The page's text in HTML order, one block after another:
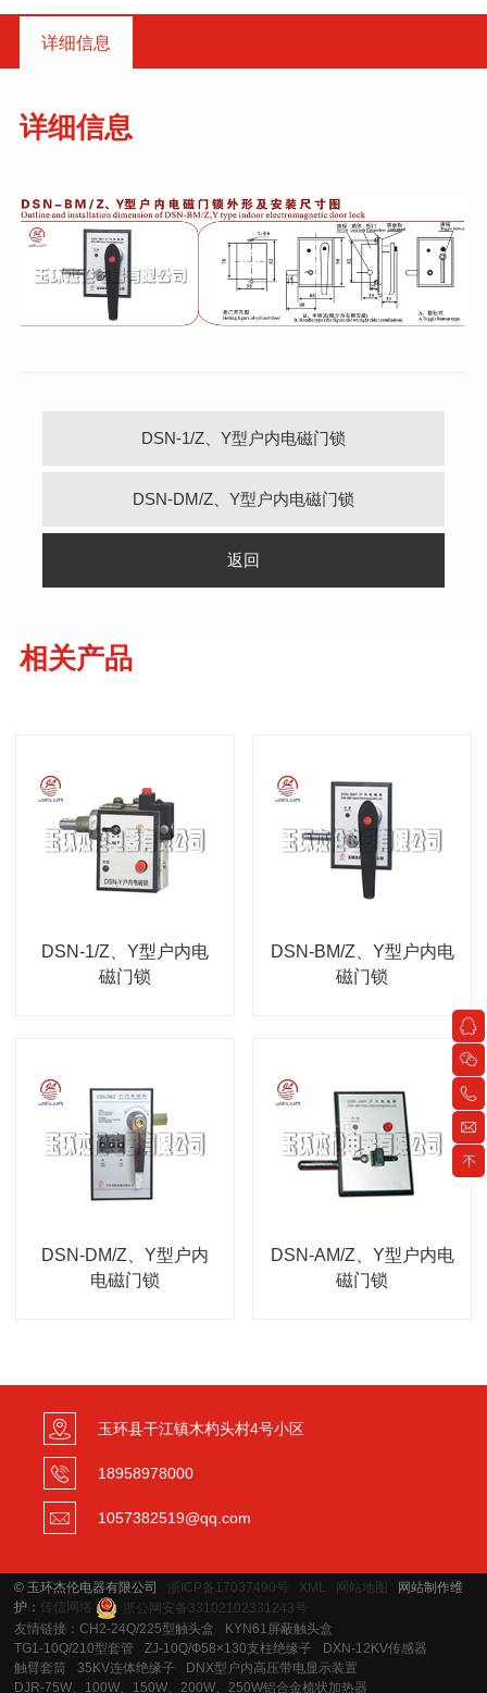
详细信息
详细信息
DSN-1/Z、Y型户内电磁门锁
DSN-DM/Z、Y型户内电磁门锁
返回
相关产品
DSN-1/Z、Y型户内电
磁门锁
DSN-BM/Z、Y型户内电
磁门锁
DSN-DM/Z、Y型户内
电磁门锁
DSN-AM/Z、Y型户内电
磁门锁
玉环县干江镇木杓头村4号小区
18958978000
1057382519@qq.com
© 玉环杰伦电器有限公司 浙ICP备17037490号 XML 网站地图
网站制作维
护： 传信网络
浙公网安备33102102331243号
友情链接：CH2-24Q/225型触头盒
KYN61屏蔽触头盒
TG1-10Q/210型套管
ZJ-10Q/Ф58×130支柱绝缘子
DXN-12KV传感器
触臂套筒
35KV连体绝缘子
DNX型户内高压带电显示装置
DJR-75W、100W、150W、200W、250W铝合金梳状加热器